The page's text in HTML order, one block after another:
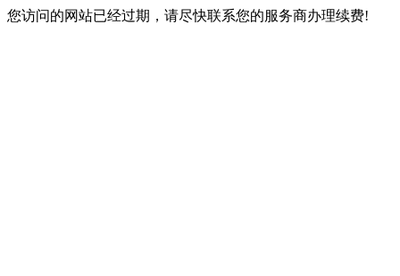
您访问的网站已经过期，请尽快联系您的服务商办理续费!